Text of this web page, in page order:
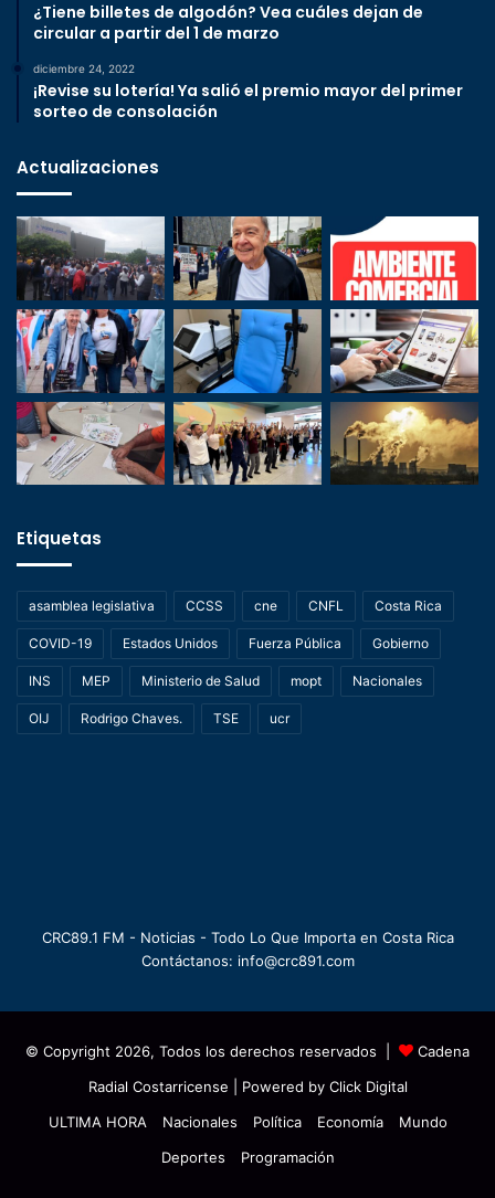
¿Tiene billetes de algodón? Vea cuáles dejan de
circular a partir del 1 de marzo
diciembre 24, 2022
¡Revise su lotería! Ya salió el premio mayor del primer
sorteo de consolación
Actualizaciones
Etiquetas
asamblea legislativa CCSS cne CNFL Costa Rica
COVID-19 Estados Unidos Fuerza Pública Gobierno
INS MEP Ministerio de Salud mopt Nacionales
OIJ Rodrigo Chaves. TSE ucr
CRC89.1 FM - Noticias - Todo Lo Que Importa en Costa Rica
Contáctanos: info@crc891.com
© Copyright 2026, Todos los derechos reservados |
Cadena
Radial Costarricense | Powered by Click Digital
ULTIMA HORA
Nacionales Política Economía
Mundo
Deportes
Programación